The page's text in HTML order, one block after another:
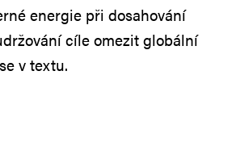
energie při dosahování
cíle omezit globální
v textu.